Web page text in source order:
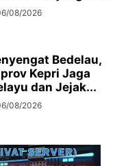
08/2026
Bedelau,
Kepri Jaga
dan Jejak...
08/2026